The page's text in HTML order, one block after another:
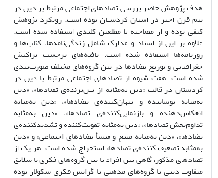
هدف پژوهش حاضر بررسی تضادهای اجتماعی مرتبط بر دین در
نیم‌ قرن اخیر در استان کردستان بوده است. رویکرد پژوهش
کیفی بوده و از مصاحبه با مطلعین کلیدی استفاده شده است.
علاوه بر این از اسناد و مدارک شامل زندگی‌نامه‌ها، کتاب‌ها و
روزنامه‌ها استفاده شده است. یافته‌های برحسب پراکنش
جغرافیایی و توزیع تضادها در بین گروه‌های مختلف صورت‌بندی
شده است. هفت شیوه از تضادهای اجتماعی مرتبط با دین در
کردستان در قالب «دین به‌مثابه از بین‌برنده‌ی تضادها»، «دین
به‌مثابه پوشاننده و پنهان‌کننده‌ی تضادها»، «دین به‌مثابه
انعکاس‌دهنده و بازنمایی‌کننده‌ی تضادها»، «دین به‌مثابه
تداوم‌بخش تضادها»، «دین به‌مثابه تقویت‌کننده و تشدید‌کننده‌ی
تضادها»، «دین به‌مثابه منبع و منشأ تضادهای اجتماعی» و «دین
به‌مثابه تضعیف کننده‌ی تضادها» استخراج شده است. هر یک از
تضادهای مذکور، گاهی بین افراد یا بین گروه‌های فکری با سلایق
متفاوت دینی یا گروه‌های مذهبی با گرایش فکری سکولار بوده